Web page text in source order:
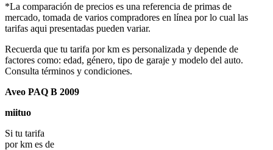
*La comparación de precios es una referencia de primas de
mercado, tomada de varios compradores en línea por lo cual las
tarifas aqui presentadas pueden variar.
Recuerda que tu tarifa por km es personalizada y depende de
factores como: edad, género, tipo de garaje y modelo del auto.
Consulta términos y condiciones.
Aveo PAQ B 2009
miituo
Si tu tarifa
por km es de